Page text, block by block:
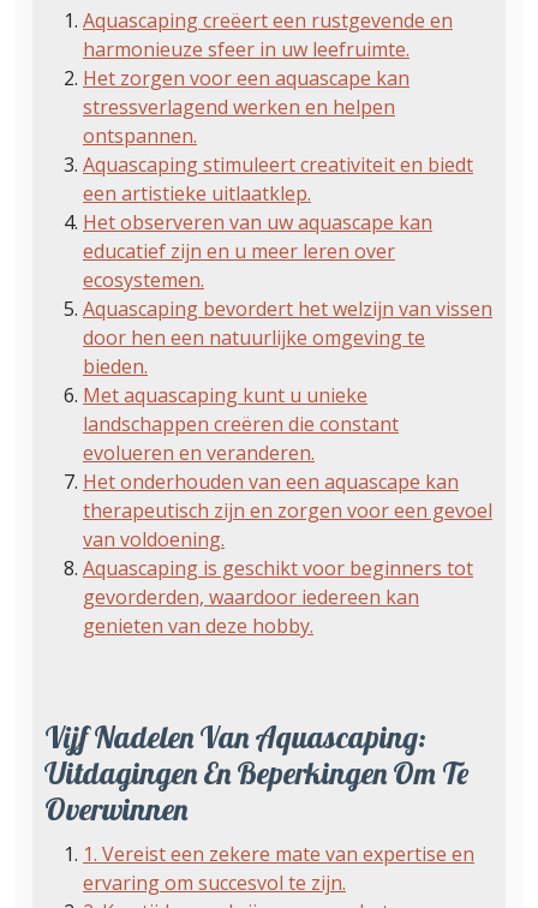
Aquascaping creëert een rustgevende en
harmonieuze sfeer in uw leefruimte.
Het zorgen voor een aquascape kan
stressverlagend werken en helpen
ontspannen.
Aquascaping stimuleert creativiteit en biedt
een artistieke uitlaatklep.
Het observeren van uw aquascape kan
educatief zijn en u meer leren over
ecosystemen.
Aquascaping bevordert het welzijn van vissen
door hen een natuurlijke omgeving te
bieden.
Met aquascaping kunt u unieke
landschappen creëren die constant
evolueren en veranderen.
Het onderhouden van een aquascape kan
therapeutisch zijn en zorgen voor een gevoel
van voldoening.
Aquascaping is geschikt voor beginners tot
gevorderden, waardoor iedereen kan
genieten van deze hobby.
Vijf Nadelen Van Aquascaping:
Uitdagingen En Beperkingen Om Te
Overwinnen
1. Vereist een zekere mate van expertise en
ervaring om succesvol te zijn.